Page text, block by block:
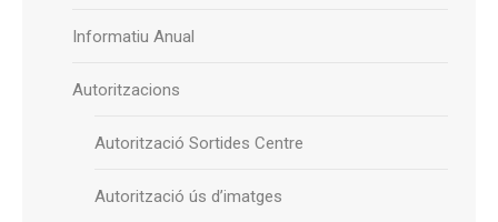
Informatiu Anual
Autoritzacions
Autorització Sortides Centre
Autorització ús d’imatges